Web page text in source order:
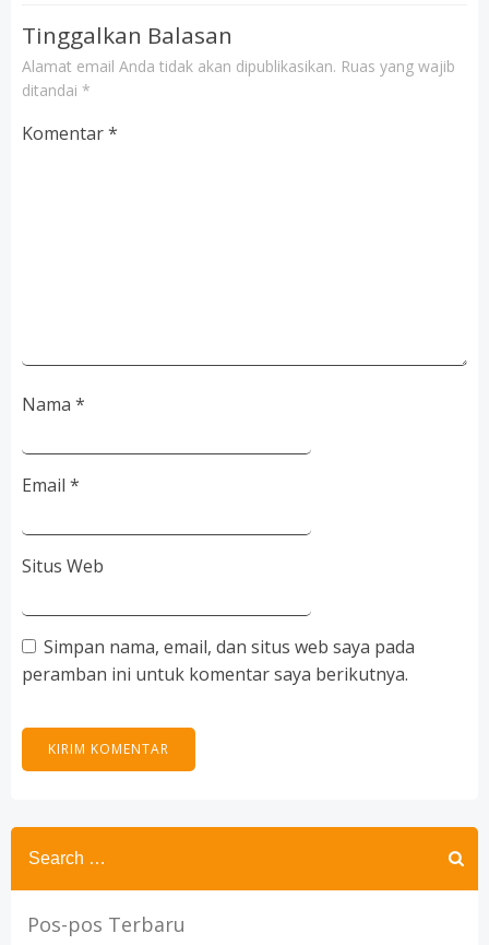
Tinggalkan Balasan
Alamat email Anda tidak akan dipublikasikan. Ruas yang wajib
ditandai *
Komentar*
Nama *
Email *
Situs Web
Simpan nama, email, dan situs web saya pada
peramban ini untuk komentar saya berikutnya.
Search
for:
Pos-pos Terbaru